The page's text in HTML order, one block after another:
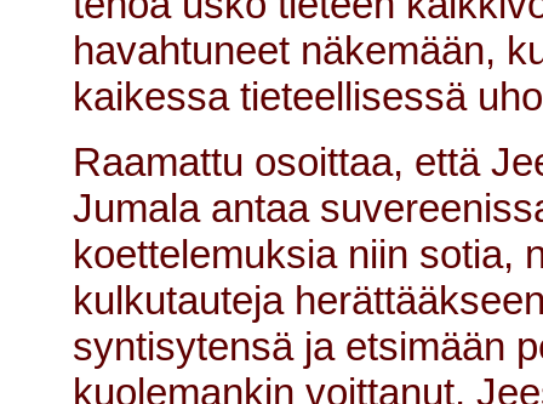
havahtuneet näkemään,
kaikessa tieteellisessä
Raamattu osoittaa, että
Jumala antaa
koettelemuksia niin sotia,
kulkutauteja
syntisytensä ja etsimään
kuolemankin voittanut,